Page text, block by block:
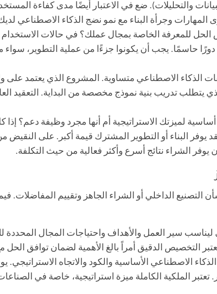
والتحليلات). ضع في الاعتبار أيضًا مدى كفاءة
وجرأة البناء مع نمو نضج الذكاء الاصطناعي
للمعرفة الخاصة بمجال عملك؟ في حالات الاستخدام
حاسمًا. يجب أن يكونوا جزءًا من عملية التطوير، سواء
يتطلب تدريب بنية نموذج مخصصة من البداية. التعقيد
لميزتك الاستراتيجية أم أنها مجرد وظيفة دعم؟
البناء أو التطوير المشترك قيمة أكبر. على النقيض
الشراء نتائج أسرع وأكثر فعالية من حيث التكلفة.
التصنيع الداخلي أو الشراء الجاهز وتقييم المفاضلات.
سير العمل والأهداف واحتياجات المجال المحددة
التخصيص الدقيق أمراً بالغ الأهمية لضمان توافق الحل
الاصطناعي الأساسية والكود والاتجاه الاستراتيجي.
الملكية الكاملة ميزة استراتيجية، خاصة في الصناعات